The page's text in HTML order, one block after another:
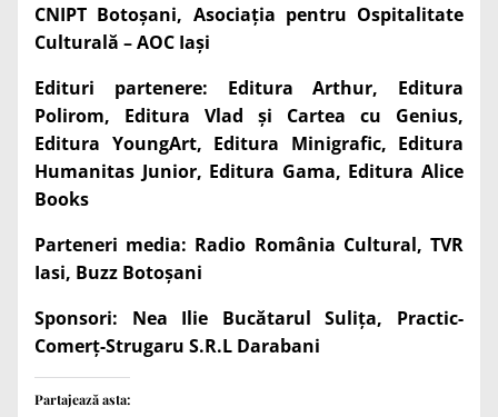
CNIPT Botoșani, Asociația pentru Ospitalitate
Culturală – AOC Iași
Edituri partenere: Editura Arthur, Editura
Polirom, Editura Vlad și Cartea cu Genius,
Editura YoungArt, Editura Minigrafic, Editura
Humanitas Junior, Editura Gama, Editura Alice
Books
Parteneri media: Radio România Cultural, TVR
Iasi, Buzz Botoșani
Sponsori: Nea Ilie Bucătarul Sulița, Practic-
Comerț-Strugaru S.R.L Darabani
Partajează asta: